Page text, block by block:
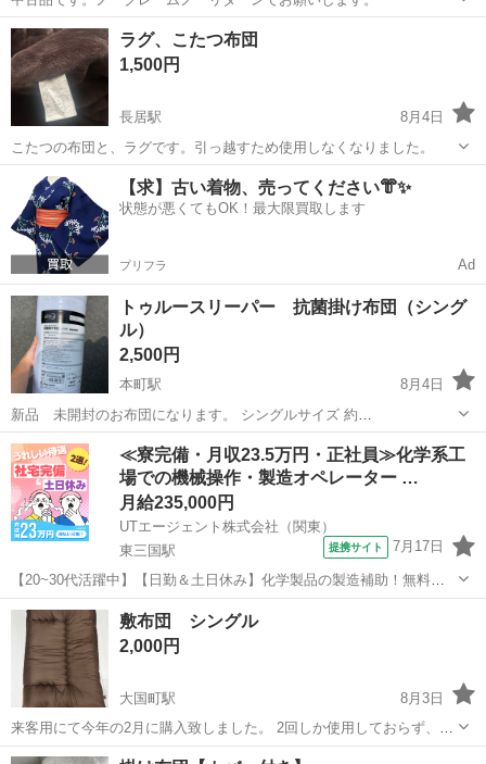
大阪 大阪市 野江内代駅 寝具
ラグ、こたつ布団
1,500円
長居駅
8月4日
こたつの布団と、ラグです。引っ越すため使用しなくなりました。
大阪 長居駅 寝具
【求】古い着物、売ってください👘✨
状態が悪くてもOK！最大限買取します
プリフラ Ad
トゥルースリーパー 抗菌掛け布団（シング
ル）
2,500円
本町駅
8月4日
新品 未開封のお布団になります。 シングルサイズ 約
1500mm×2100m 取りに来れる方お譲りします。
大阪 大阪市 本町駅 寝具 トゥルースリーパー
≪寮完備・月収23.5万円・正社員≫化学系工
場での機械操作・製造オペレーター …
月給235,000円
UTエージェント株式会社（関東）
東三国駅
提携サイト 7月17日
【20~30代活躍中】【日勤＆土日休み】化学製品の製造補助！無料送
迎バスあり！直接雇用のチャンスあり☆《JRQL1C》 詳細情報 ★化学
製品製造の原料投入、運搬など★ ☆未経験歓迎！ 体を動かすことが
好きな方にピッタリ...
大阪 大阪市 東三国駅 その他
敷布団 シングル
2,000円
大国町駅
8月3日
来客用にて今年の2月に購入致しました。 2回しか使用しておらず、ほ
ぼ新品同様の綺麗さです。 受け取りに来ていただける方のみのご案内
大阪 大阪市 大国町駅